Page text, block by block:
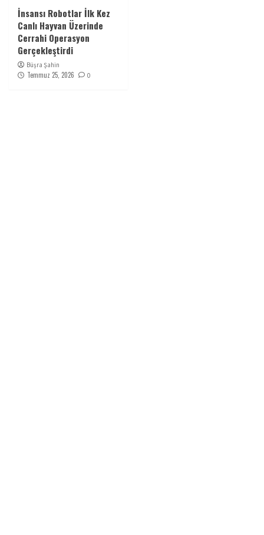
İnsansı Robotlar İlk Kez
Canlı Hayvan Üzerinde
Cerrahi Operasyon
Gerçekleştirdi
Büşra Şahin
Temmuz 25, 2026 0